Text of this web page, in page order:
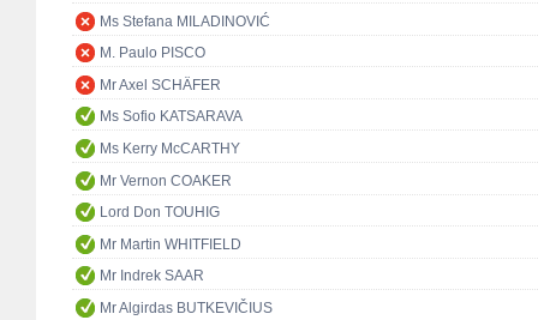
Ms Stefana MILADINOVIĆ
M. Paulo PISCO
Mr Axel SCHÄFER
Ms Sofio KATSARAVA
Ms Kerry McCARTHY
Mr Vernon COAKER
Lord Don TOUHIG
Mr Martin WHITFIELD
Mr Indrek SAAR
Mr Algirdas BUTKEVIČIUS